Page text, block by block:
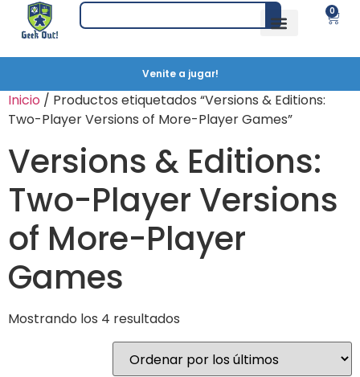
0
Venite a jugar!
Inicio / Productos etiquetados “Versions & Editions:
Two-Player Versions of More-Player Games”
Versions & Editions:
Two-Player Versions
of More-Player
Games
Mostrando los 4 resultados